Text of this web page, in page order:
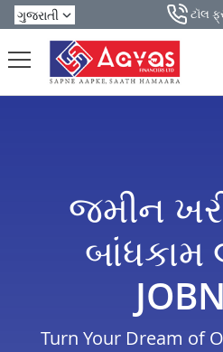
ટૉલ
જમીન
બાંધકામ
Turn Your Dream of